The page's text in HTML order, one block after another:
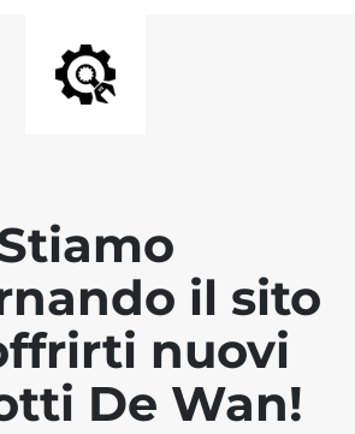
il sito
nuovi
De Wan!